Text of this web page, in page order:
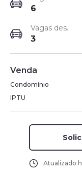
6
Vagas des.
3
Venda
Condomínio
IPTU
Atualizado